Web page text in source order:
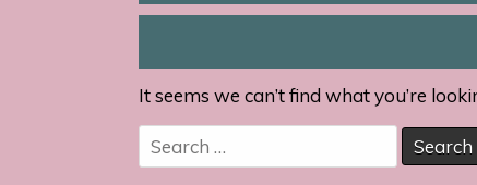
It seems we can’t find what you’re
Search
for: